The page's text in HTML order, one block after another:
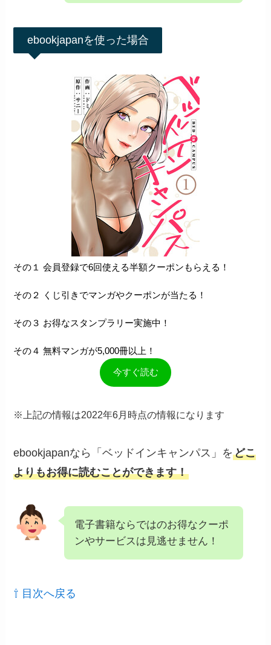
ebookjapanを使った場合
その１ 会員登録で6回使える半額クーポンもらえる！
その２ くじ引きでマンガやクーポンが当たる！
その３ お得なスタンプラリー実施中！
その４ 無料マンガが5,000冊以上！
今すぐ読む
※上記の情報は2022年6月時点の情報になります
ebookjapanなら「ベッドインキャンパス」をどこ
よりもお得に読むことができます！
電子書籍ならではのお得なクーポ
ンやサービスは見逃せません！
⇧ 目次へ戻る